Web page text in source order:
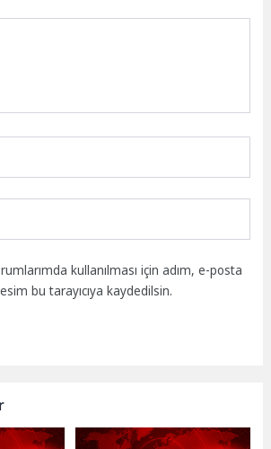
kullanılması için adım, e-posta
bu tarayıcıya kaydedilsin.